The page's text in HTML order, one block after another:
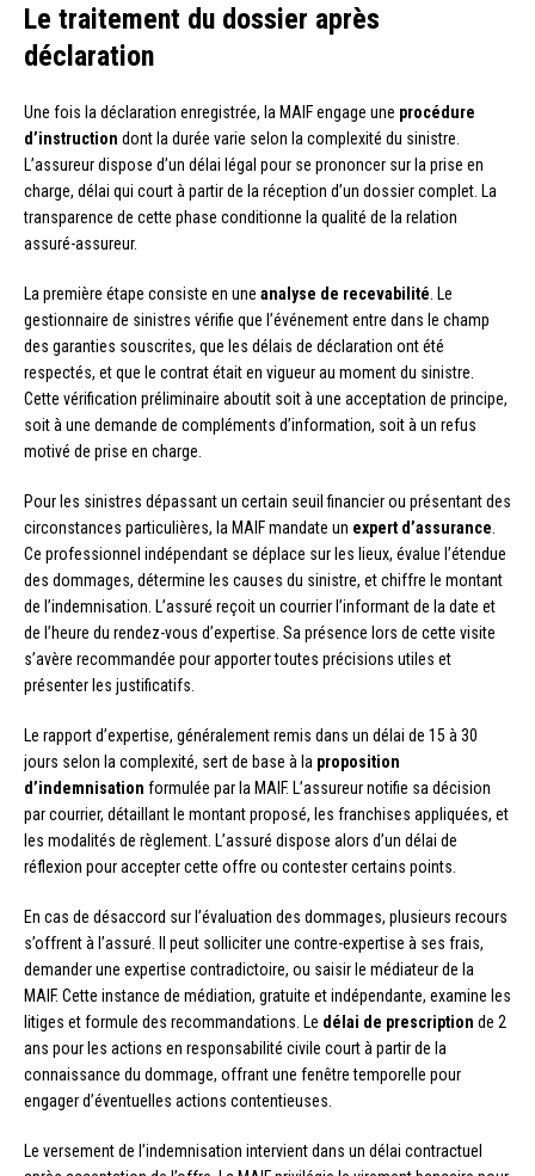
Le traitement du dossier après
déclaration
Une fois la déclaration enregistrée, la MAIF engage une procédure
d’instruction dont la durée varie selon la complexité du sinistre.
L’assureur dispose d’un délai légal pour se prononcer sur la prise en
charge, délai qui court à partir de la réception d’un dossier complet. La
transparence de cette phase conditionne la qualité de la relation
assuré-assureur.
La première étape consiste en une analyse de recevabilité . Le
gestionnaire de sinistres vérifie que l’événement entre dans le champ
des garanties souscrites, que les délais de déclaration ont été
respectés, et que le contrat était en vigueur au moment du sinistre.
Cette vérification préliminaire aboutit soit à une acceptation de principe,
soit à une demande de compléments d’information, soit à un refus
motivé de prise en charge.
Pour les sinistres dépassant un certain seuil financier ou présentant des
circonstances particulières, la MAIF mandate un expert d’assurance
Ce professionnel indépendant se déplace sur les lieux, évalue l’étendue
des dommages, détermine les causes du sinistre, et chiffre le montant
de l’indemnisation. L’assuré reçoit un courrier l’informant de la date et
de l’heure du rendez-vous d’expertise. Sa présence lors de cette visite
s’avère recommandée pour apporter toutes précisions utiles et
présenter les justificatifs.
Le rapport d’expertise, généralement remis dans un délai de 15 à 30
jours selon la complexité, sert de base à la proposition
d’indemnisation formulée par la MAIF. L’assureur notifie sa décision
par courrier, détaillant le montant proposé, les franchises appliquées, et
les modalités de règlement. L’assuré dispose alors d’un délai de
réflexion pour accepter cette offre ou contester certains points.
En cas de désaccord sur l’évaluation des dommages, plusieurs recours
s’offrent à l’assuré. Il peut solliciter une contre-expertise à ses frais,
demander une expertise contradictoire, ou saisir le médiateur de la
MAIF. Cette instance de médiation, gratuite et indépendante, examine les
litiges et formule des recommandations. Le délai de prescription de 2
ans pour les actions en responsabilité civile court à partir de la
connaissance du dommage, offrant une fenêtre temporelle pour
engager d’éventuelles actions contentieuses.
Le versement de l’indemnisation intervient dans un délai contractuel